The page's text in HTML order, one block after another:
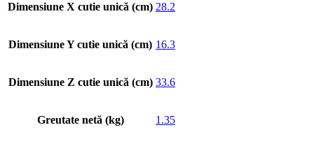
Dimensiune X cutie unică (cm) 28.2
Dimensiune Y cutie unică (cm) 16.3
Dimensiune Z cutie unică (cm) 33.6
Greutate netă (kg) 1.35